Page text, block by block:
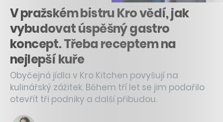
V pražském bistru Kro vědí, jak
vybudovat úspěšný gastro
koncept. Třeba receptem na
nejlepší kuře
Obyčejná jídla v Kro Kitchen povyšují na
kulinářský zážitek. Během tří let se jim podařilo
otevřít tři podniky a další přibudou.